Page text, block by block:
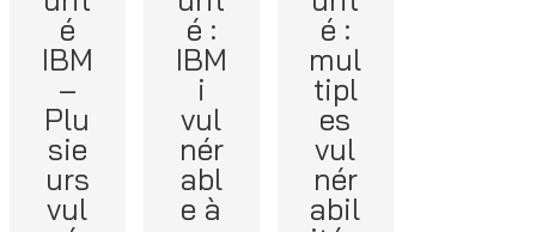
é
IBM
–
Plu
sie
urs
vul
é :
IBM
i
vul
nér
abl
e à
é :
mul
tipl
es
vul
nér
abil